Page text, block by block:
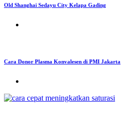
Old Shanghai Sedayu City Kelapa Gading
Cara Donor Plasma Konvalesen di PMI Jakarta